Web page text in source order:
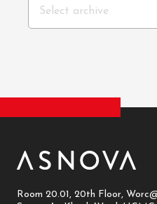
Select archive
Room 20.01, 20th Floor,